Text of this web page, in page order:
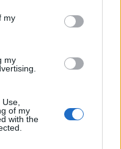
my
my
of my
with the